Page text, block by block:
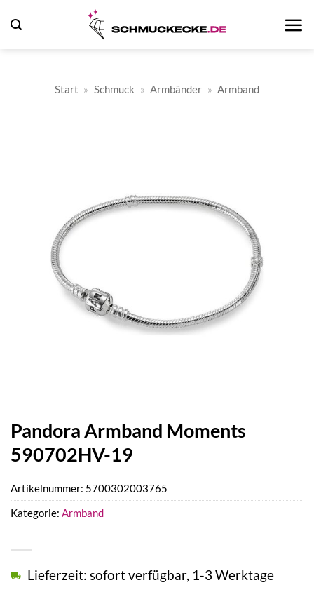
Inhalt
Start » Schmuck » Armbänder » Armband
Pandora Armband Moments
590702HV-19
Lieferzeit: sofort verfügbar, 1-3 Werktage
Artikelnummer: 5700302003765
Kategorie: Armband